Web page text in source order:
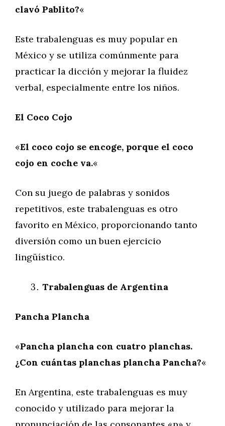
clavó Pablito?«
Este trabalenguas es muy popular en
México y se utiliza comúnmente para
practicar la dicción y mejorar la fluidez
verbal, especialmente entre los niños.
El Coco Cojo
«El coco cojo se encoge, porque el coco
cojo en coche va.«
Con su juego de palabras y sonidos
repetitivos, este trabalenguas es otro
favorito en México, proporcionando tanto
diversión como un buen ejercicio
lingüístico.
Trabalenguas de Argentina
Pancha Plancha
«Pancha plancha con cuatro planchas.
¿Con cuántas planchas plancha Pancha?«
En Argentina, este trabalenguas es muy
conocido y utilizado para mejorar la